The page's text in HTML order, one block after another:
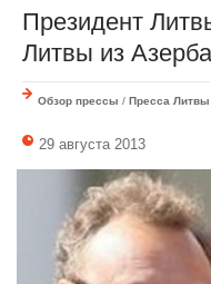
Президент
Литвы из
Обзор прессы / Пресса Литвы
29 августа 2013